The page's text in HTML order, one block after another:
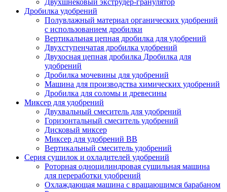
Дробилка удобрений
Полувлажный материал органических удобрений
с использованием дробилки
Вертикальная цепная дробилка для удобрений
Двухступенчатая дробилка удобрений
Двухосная цепная дробилка Дробилка для
удобрений
Дробилка мочевины для удобрений
Машина для производства химических удобрений
Дробилка для соломы и древесины
Миксер для удобрений
Двухвальный смеситель для удобрений
Горизонтальный смеситель удобрений
Дисковый миксер
Миксер для удобрений BB
Вертикальный смеситель удобрений
Серия сушилок и охладителей удобрений
Роторная одноцилиндровая сушильная машина
для переработки удобрений
Охлаждающая машина с вращающимся барабаном